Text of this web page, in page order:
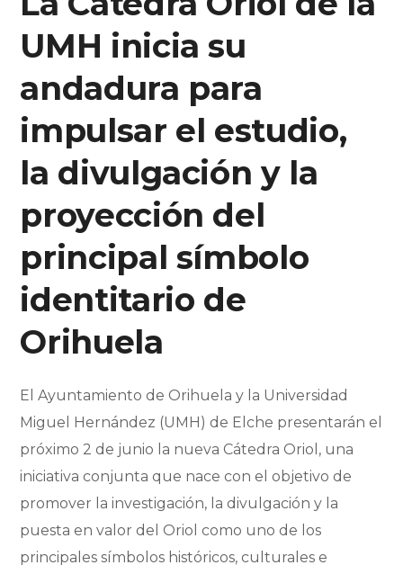
UMH inicia su
andadura para
impulsar el estudio,
la divulgación y la
proyección del
principal símbolo
identitario de
Orihuela
El Ayuntamiento de Orihuela y la Universidad
Miguel Hernández (UMH) de Elche presentarán el
próximo 2 de junio la nueva Cátedra Oriol, una
iniciativa conjunta que nace con el objetivo de
promover la investigación, la divulgación y la
puesta en valor del Oriol como uno de los
principales símbolos históricos, culturales e